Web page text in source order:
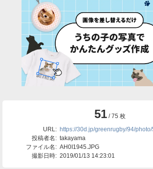
51/ 75 枚
URL: https://30d.jp/greenrugby/94/photo/
投稿者名: takayama
ファイル名: AH0I1945.JPG
撮影日時: 2019/01/13 14:23:01